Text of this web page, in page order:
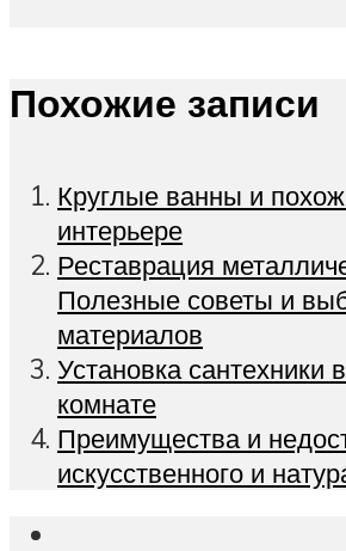
Похожие записи
Круглые ванны и
интерьере
Реставрация
Полезные советы и
материалов
Установка сантехники
комнате
Преимущества и
искусственного и